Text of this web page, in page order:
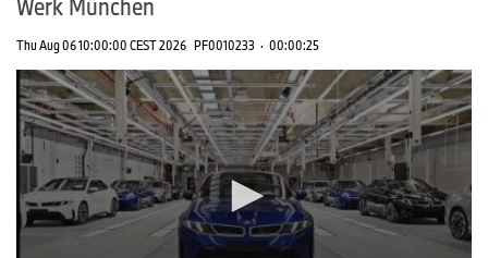
Thu Aug 06 10:00:00 CEST 2026 PF0010233 · 00:00:25